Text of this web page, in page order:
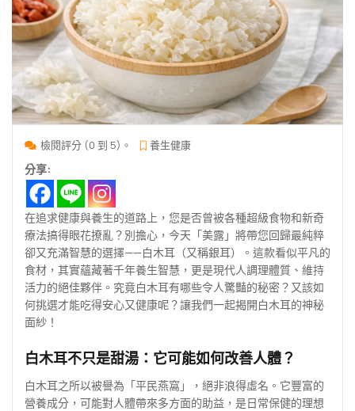
檢閱評分 (0 到 5)。 養生健康
分享:
在追求健康與養生的道路上，您是否曾被各種超級食物和新奇
療法搞得眼花撩亂？別擔心，今天「美露」將帶您回歸最純粹
卻又充滿智慧的選擇——白木耳（又稱銀耳）。這款看似平凡的
食材，其實蘊藏著千年養生智慧，更是現代人調理體質、維持
活力的絕佳夥伴。究竟白木耳有哪些令人驚豔的秘密？又該如
何挑選才能吃得安心又健康呢？讓我們一起揭開白木耳的神秘
面紗！
白木耳不只是甜湯：它可能如何改善人體？
白木耳之所以被譽為「平民燕窩」，絕非浪得虛名。它豐富的
營養成分，可能對人體帶來多方面的助益，是日常保健的理想